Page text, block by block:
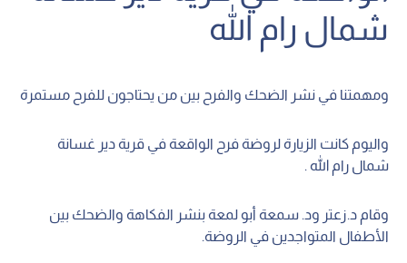
شمال رام الله
ومهمتنا في نشر الضحك والفرح بين من يحتاجون للفرح مستمرة
واليوم كانت الزيارة لروضة فرح الواقعة في قرية دير غسانة
شمال رام الله .
وقام د.زعتر ود. سمعة أبو لمعة بنشر الفكاهة والضحك بين
الأطفال المتواجدين في الروضة.